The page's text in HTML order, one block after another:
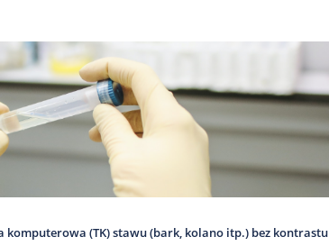
komputerowa (TK) stawu (bark, kolano itp.) bez kontrastu